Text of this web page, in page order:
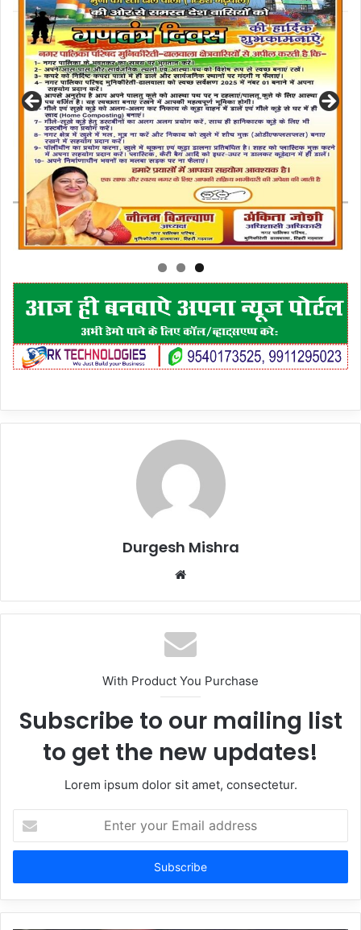
Durgesh Mishra
Website
With Product You Purchase
Subscribe to our mailing list
to get the new updates!
Lorem ipsum dolor sit amet, consectetur.
your
Email